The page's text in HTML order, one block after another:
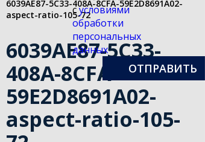
сусловиями
обработки
персональных
данных
6039AE87-5C33-408A-8CFA-59E2D8691A02-
aspect-ratio-105-72
6039AE87-5C33-
408A-8CFA-
59E2D8691A02-
aspect-ratio-105-